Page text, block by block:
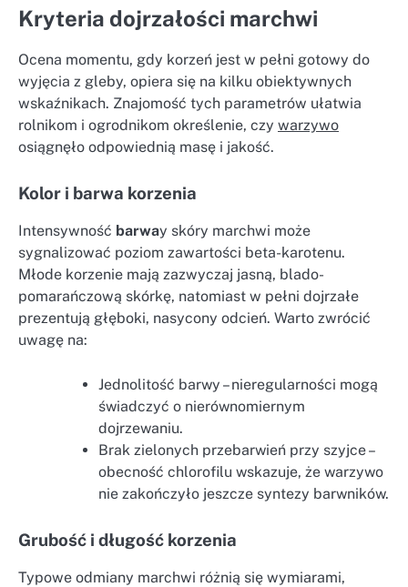
Kryteria dojrzałości marchwi
Ocena momentu, gdy korzeń jest w pełni gotowy do
wyjęcia z gleby, opiera się na kilku obiektywnych
wskaźnikach. Znajomość tych parametrów ułatwia
rolnikom i ogrodnikom określenie, czy warzywo
osiągnęło odpowiednią masę i jakość.
Kolor i barwa korzenia
Intensywność barway skóry marchwi może
sygnalizować poziom zawartości beta-karotenu.
Młode korzenie mają zazwyczaj jasną, blado-
pomarańczową skórkę, natomiast w pełni dojrzałe
prezentują głęboki, nasycony odcień. Warto zwrócić
uwagę na:
Jednolitość barwy – nieregularności mogą
świadczyć o nierównomiernym
dojrzewaniu.
Brak zielonych przebarwień przy szyjce –
obecność chlorofilu wskazuje, że warzywo
nie zakończyło jeszcze syntezy barwników.
Grubość i długość korzenia
Typowe odmiany marchwi różnią się wymiarami,